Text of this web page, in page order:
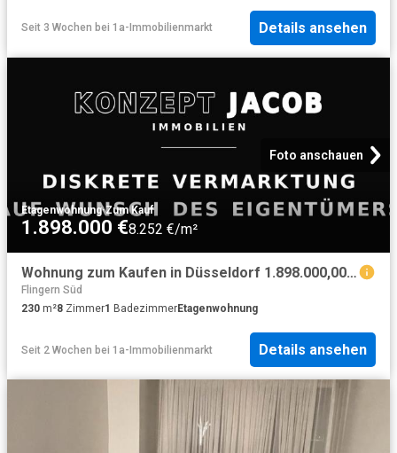
Seit 3 Wochen bei 1a-Immobilienmarkt Details ansehen
Foto anschauen
Etagenwohnung·Zum Kauf
1.898.000 €8.252 €/m²
Wohnung zum Kaufen in Düsseldorf 1.898.000,00 EUR 230 m²
Flingern Süd
230 m²8 Zimmer1 BadezimmerEtagenwohnung
Seit 2 Wochen bei 1a-Immobilienmarkt Details ansehen